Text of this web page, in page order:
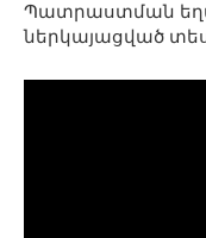
Պատրաստման
ներկայացված